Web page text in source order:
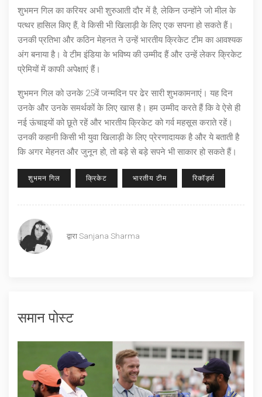
शुभमन गिल का करियर अभी शुरुआती दौर में है, लेकिन उन्होंने जो मील के
पत्थर हासिल किए हैं, वे किसी भी खिलाड़ी के लिए एक सपना हो सकते हैं।
उनकी प्रतिभा और कठिन मेहनत ने उन्हें भारतीय क्रिकेट टीम का आवश्यक
अंग बनाया है। वे टीम इंडिया के भविष्य की उम्मीद हैं और उन्हें लेकर क्रिकेट
प्रेमियों में काफी अपेक्षाएं हैं।
शुभमन गिल को उनके 25वें जन्मदिन पर ढेर सारी शुभकामनाएं। यह दिन
उनके और उनके समर्थकों के लिए खास है। हम उम्मीद करते हैं कि वे ऐसे ही
नई ऊंचाइयों को छूते रहें और भारतीय क्रिकेट को गर्व महसूस कराते रहें।
उनकी कहानी किसी भी युवा खिलाड़ी के लिए प्रेरणादायक है और ये बताती है
कि अगर मेहनत और जुनून हो, तो बड़े से बड़े सपने भी साकार हो सकते हैं।
शुभमन गिल क्रिकेट भारतीय टीम रिकॉर्ड्स
द्वारा Sanjana Sharma
समान पोस्ट